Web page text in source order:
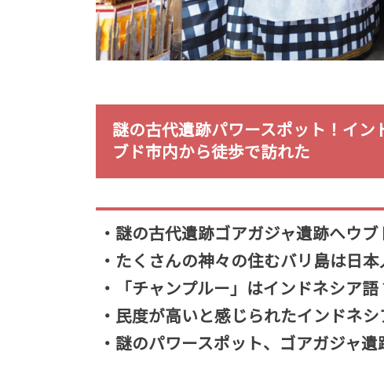
謎の古代遺跡パワースポット！イ
ブド市内から徒歩で訪れた
・謎の古代遺跡ゴアガジャ遺跡へウ
・たくさんの神々の住むバリ島は日
・「チャンプルー」はインドネシア語
・民度が高いと感じられたインドネシ
・謎のパワースポット、ゴアガジャ遺